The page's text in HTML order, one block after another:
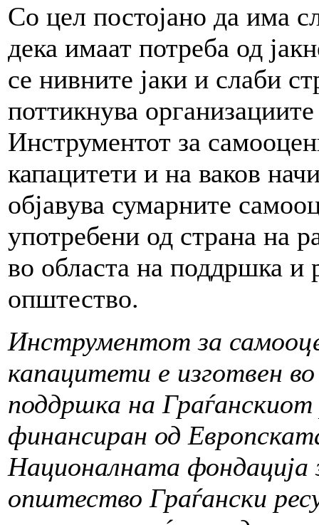
Со цел постојано да има
дека имаат потреба од
се нивните јаки и слаби
поттикнува
Инструментот за
капацитети и на ваков
објавува сумарните
употребени од страна на
во областа на поддршка и
општество.
Инструментот за
капацитети е изготвен
поддршка на
финансиран од
Националната фондација
општество Граѓански